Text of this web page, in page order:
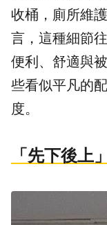
收桶，廁所維
言，這種細節
便利、舒適與
些看似平凡的
度。
「先下後上